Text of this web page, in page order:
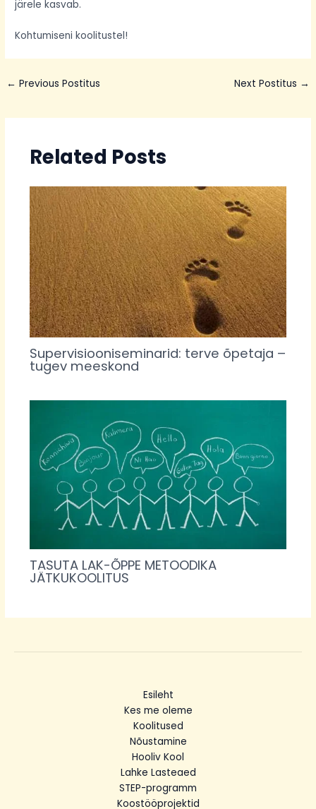
järele kasvab.
Kohtumiseni koolitustel!
← Previous Postitus Next Postitus →
Related Posts
Supervisiooniseminarid: terve õpetaja –
tugev meeskond
TASUTA LAK-ÕPPE METOODIKA
JÄTKUKOOLITUS
Esileht
Kes me oleme
Koolitused
Nõustamine
Hooliv Kool
Lahke Lasteaed
STEP-programm
Koostööprojektid